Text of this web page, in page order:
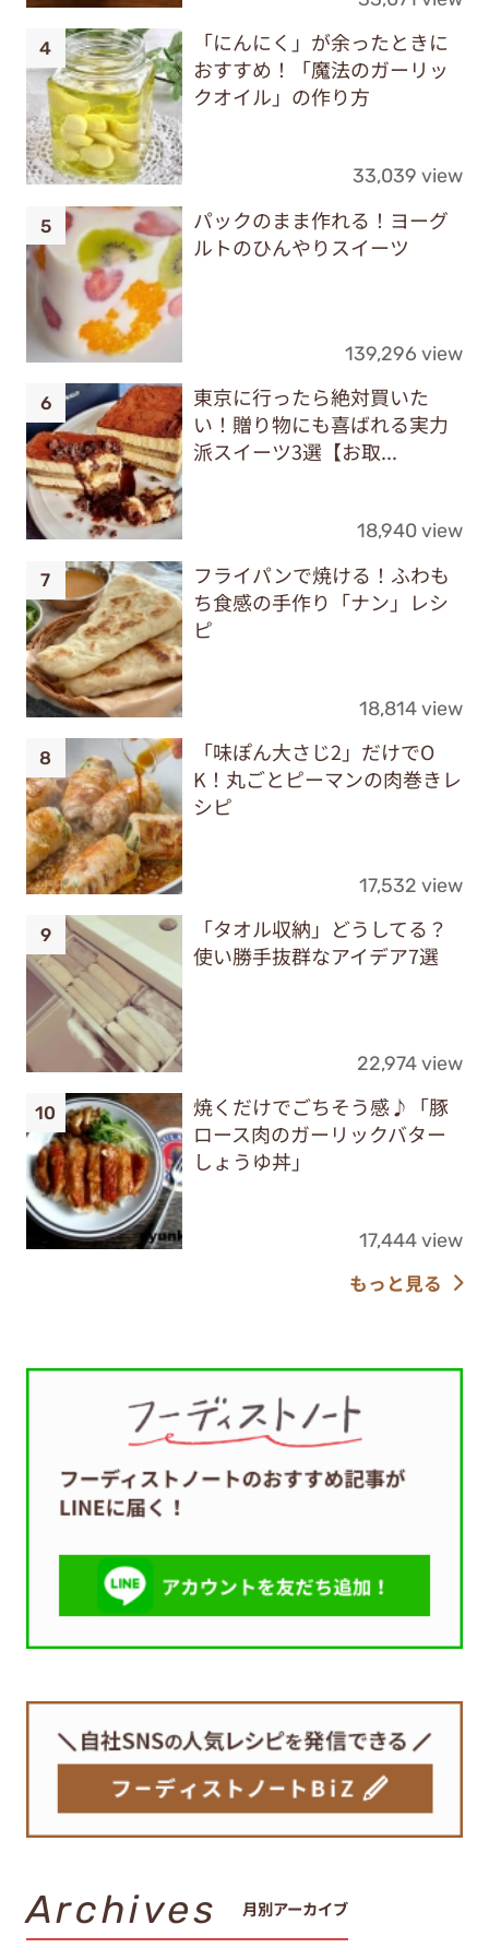
「にんにく」が余ったときに
おすすめ！「魔法のガーリッ
クオイル」の作り方
33,039 view
パックのまま作れる！ヨーグ
ルトのひんやりスイーツ
139,296 view
東京に行ったら絶対買いた
い！贈り物にも喜ばれる実力
派スイーツ3選【お取...
18,940 view
フライパンで焼ける！ふわも
ち食感の手作り「ナン」レシ
ピ
18,814 view
「味ぽん大さじ2」だけでO
K！丸ごとピーマンの肉巻きレ
シピ
17,532 view
「タオル収納」どうしてる？
使い勝手抜群なアイデア7選
22,974 view
焼くだけでごちそう感♪「豚
ロース肉のガーリックバター
しょうゆ丼」
17,444 view
もっと見る
Archives 月別アーカイブ